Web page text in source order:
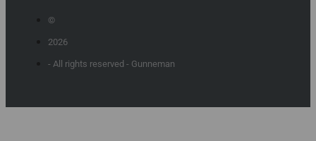
©
2026
- All rights reserved - Gunneman